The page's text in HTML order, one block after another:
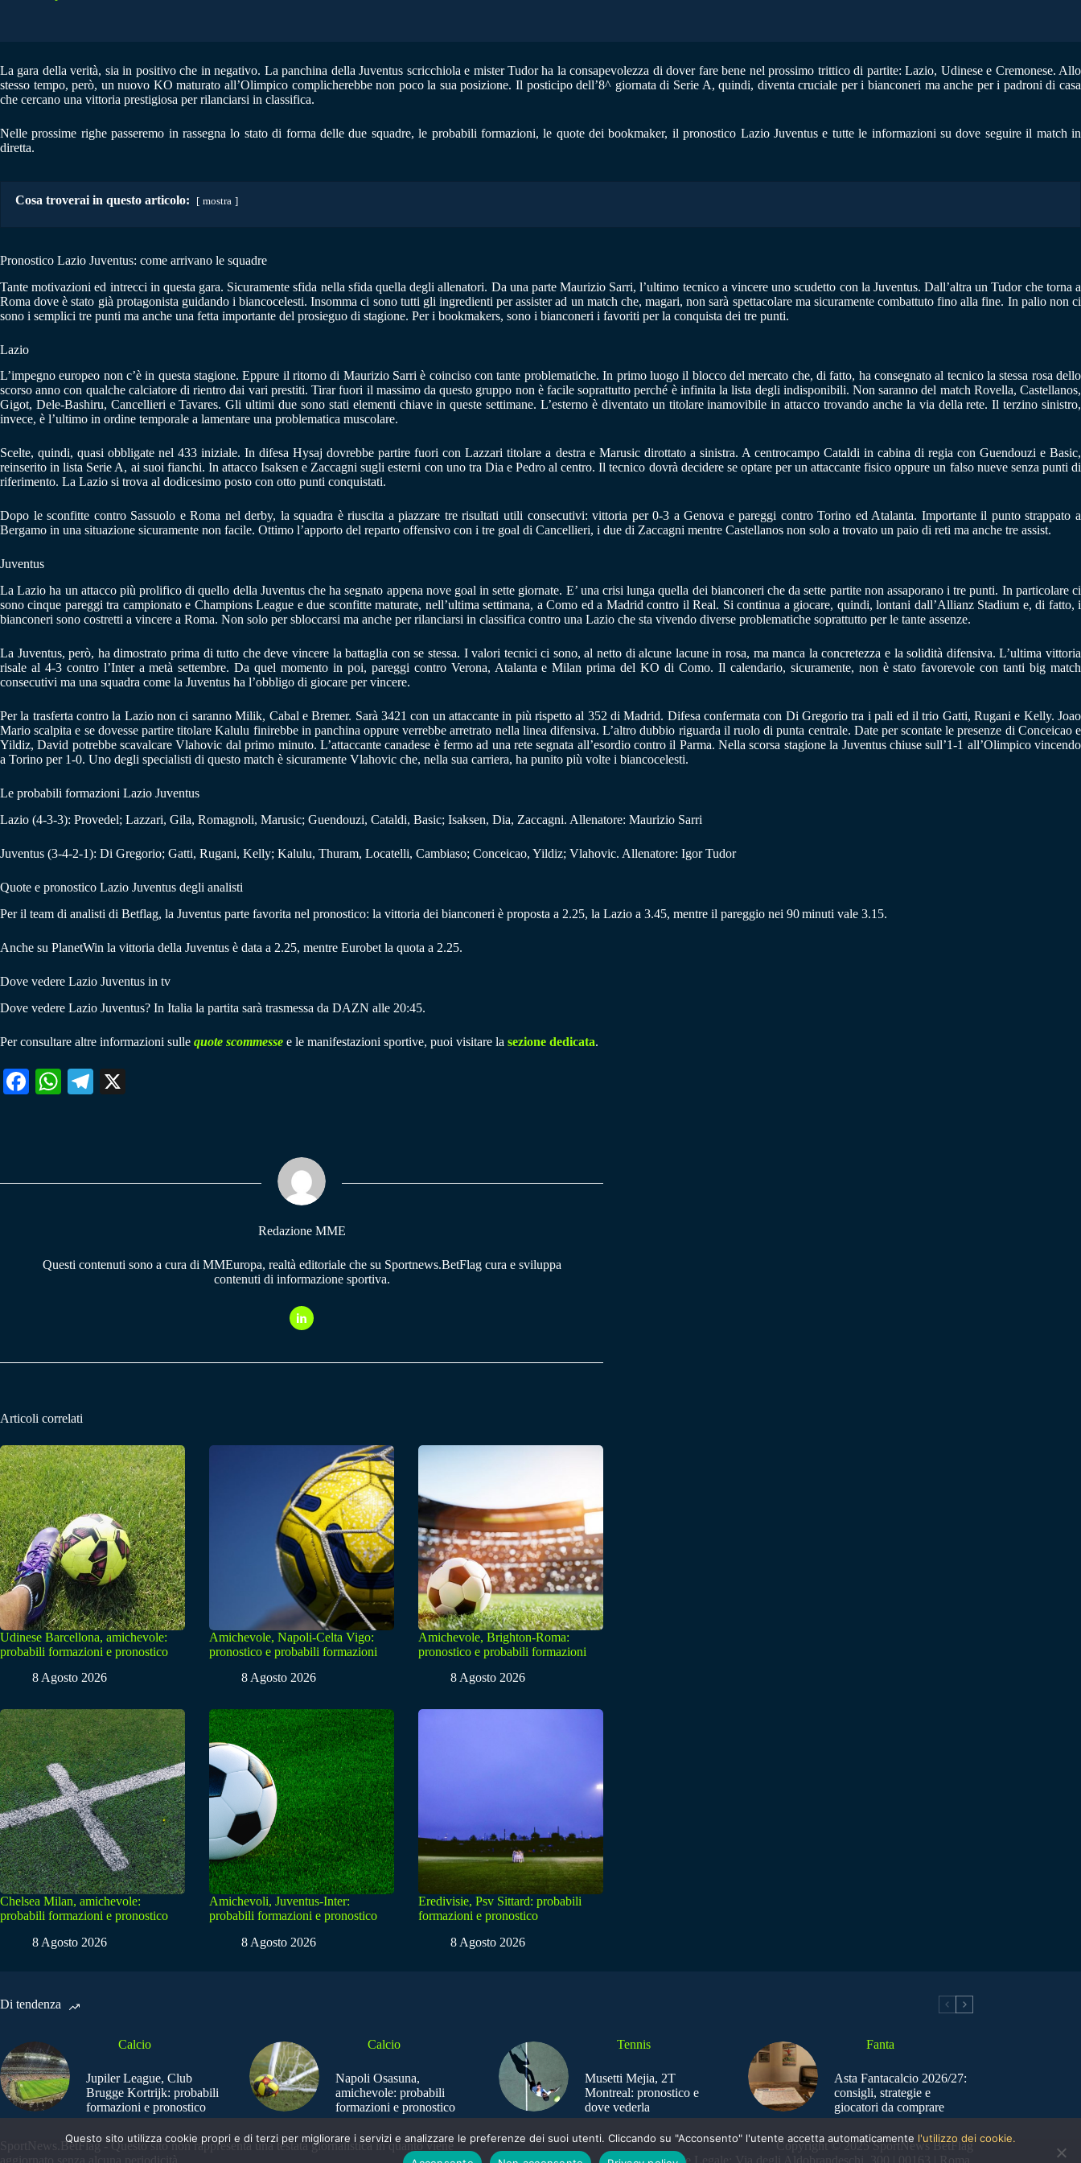
La gara della verità, sia in positivo che in negativo. La panchina della Juventus scricchiola e mister Tudor ha la consapevolezza di dover fare bene nel prossimo trittico di partite: Lazio, Udinese e Cremonese. Allo
stesso tempo, però, un nuovo KO maturato all’Olimpico complicherebbe non poco la sua posizione. Il posticipo dell’8^ giornata di Serie A, quindi, diventa cruciale per i bianconeri ma anche per i padroni di casa
che cercano una vittoria prestigiosa per rilanciarsi in classifica.
Nelle prossime righe passeremo in rassegna lo stato di forma delle due squadre, le probabili formazioni, le quote dei bookmaker, il pronostico Lazio Juventus e tutte le informazioni su dove seguire il match in
diretta.
Cosa troverai in questo articolo: mostra
Pronostico Lazio Juventus: come arrivano le squadre
Tante motivazioni ed intrecci in questa gara. Sicuramente sfida nella sfida quella degli allenatori. Da una parte Maurizio Sarri, l’ultimo tecnico a vincere uno scudetto con la Juventus. Dall’altra un Tudor che torna a
Roma dove è stato già protagonista guidando i biancocelesti. Insomma ci sono tutti gli ingredienti per assister ad un match che, magari, non sarà spettacolare ma sicuramente combattuto fino alla fine. In palio non ci
sono i semplici tre punti ma anche una fetta importante del prosieguo di stagione. Per i bookmakers, sono i bianconeri i favoriti per la conquista dei tre punti.
Lazio
L’impegno europeo non c’è in questa stagione. Eppure il ritorno di Maurizio Sarri è coinciso con tante problematiche. In primo luogo il blocco del mercato che, di fatto, ha consegnato al tecnico la stessa rosa dello
scorso anno con qualche calciatore di rientro dai vari prestiti. Tirar fuori il massimo da questo gruppo non è facile soprattutto perché è infinita la lista degli indisponibili. Non saranno del match Rovella, Castellanos,
Gigot, Dele-Bashiru, Cancellieri e Tavares. Gli ultimi due sono stati elementi chiave in queste settimane. L’esterno è diventato un titolare inamovibile in attacco trovando anche la via della rete. Il terzino sinistro,
invece, è l’ultimo in ordine temporale a lamentare una problematica muscolare.
Scelte, quindi, quasi obbligate nel 433 iniziale. In difesa Hysaj dovrebbe partire fuori con Lazzari titolare a destra e Marusic dirottato a sinistra. A centrocampo Cataldi in cabina di regia con Guendouzi e Basic,
reinserito in lista Serie A, ai suoi fianchi. In attacco Isaksen e Zaccagni sugli esterni con uno tra Dia e Pedro al centro. Il tecnico dovrà decidere se optare per un attaccante fisico oppure un falso nueve senza punti di
riferimento. La Lazio si trova al dodicesimo posto con otto punti conquistati.
Dopo le sconfitte contro Sassuolo e Roma nel derby, la squadra è riuscita a piazzare tre risultati utili consecutivi: vittoria per 0-3 a Genova e pareggi contro Torino ed Atalanta. Importante il punto strappato a
Bergamo in una situazione sicuramente non facile. Ottimo l’apporto del reparto offensivo con i tre goal di Cancellieri, i due di Zaccagni mentre Castellanos non solo a trovato un paio di reti ma anche tre assist.
Juventus
La Lazio ha un attacco più prolifico di quello della Juventus che ha segnato appena nove goal in sette giornate. E’ una crisi lunga quella dei bianconeri che da sette partite non assaporano i tre punti. In particolare ci
sono cinque pareggi tra campionato e Champions League e due sconfitte maturate, nell’ultima settimana, a Como ed a Madrid contro il Real. Si continua a giocare, quindi, lontani dall’Allianz Stadium e, di fatto, i
bianconeri sono costretti a vincere a Roma. Non solo per sbloccarsi ma anche per rilanciarsi in classifica contro una Lazio che sta vivendo diverse problematiche soprattutto per le tante assenze.
La Juventus, però, ha dimostrato prima di tutto che deve vincere la battaglia con se stessa. I valori tecnici ci sono, al netto di alcune lacune in rosa, ma manca la concretezza e la solidità difensiva. L’ultima vittoria
risale al 4-3 contro l’Inter a metà settembre. Da quel momento in poi, pareggi contro Verona, Atalanta e Milan prima del KO di Como. Il calendario, sicuramente, non è stato favorevole con tanti big match
consecutivi ma una squadra come la Juventus ha l’obbligo di giocare per vincere.
Per la trasferta contro la Lazio non ci saranno Milik, Cabal e Bremer. Sarà 3421 con un attaccante in più rispetto al 352 di Madrid. Difesa confermata con Di Gregorio tra i pali ed il trio Gatti, Rugani e Kelly. Joao
Mario scalpita e se dovesse partire titolare Kalulu finirebbe in panchina oppure verrebbe arretrato nella linea difensiva. L’altro dubbio riguarda il ruolo di punta centrale. Date per scontate le presenze di Conceicao e
Yildiz, David potrebbe scavalcare Vlahovic dal primo minuto. L’attaccante canadese è fermo ad una rete segnata all’esordio contro il Parma. Nella scorsa stagione la Juventus chiuse sull’1-1 all’Olimpico vincendo
a Torino per 1-0. Uno degli specialisti di questo match è sicuramente Vlahovic che, nella sua carriera, ha punito più volte i biancocelesti.
Le probabili formazioni Lazio Juventus
Lazio (4-3-3): Provedel; Lazzari, Gila, Romagnoli, Marusic; Guendouzi, Cataldi, Basic; Isaksen, Dia, Zaccagni. Allenatore: Maurizio Sarri
Juventus (3-4-2-1): Di Gregorio; Gatti, Rugani, Kelly; Kalulu, Thuram, Locatelli, Cambiaso; Conceicao, Yildiz; Vlahovic. Allenatore: Igor Tudor
Quote e pronostico Lazio Juventus degli analisti
Per il team di analisti di Betflag, la Juventus parte favorita nel pronostico: la vittoria dei bianconeri è proposta a 2.25, la Lazio a 3.45, mentre il pareggio nei 90 minuti vale 3.15.
Anche su PlanetWin la vittoria della Juventus è data a 2.25, mentre Eurobet la quota a 2.25.
Dove vedere Lazio Juventus in tv
Dove vedere Lazio Juventus? In Italia la partita sarà trasmessa da DAZN alle 20:45.
Per consultare altre informazioni sulle quote scommesse e le manifestazioni sportive, puoi visitare la sezione dedicata.
Fa W
pp
Te
m
Redazione MME
Questi contenuti sono a cura di MMEuropa, realtà editoriale che su Sportnews.BetFlag cura e sviluppa
contenuti di informazione sportiva.
Articoli correlati
Udinese Barcellona, amichevole:
probabili formazioni e pronostico
8 Agosto 2026
Amichevole, Napoli-Celta Vigo:
pronostico e probabili formazioni
8 Agosto 2026
Amichevole, Brighton-Roma:
pronostico e probabili formazioni
8 Agosto 2026
Chelsea Milan, amichevole:
probabili formazioni e pronostico
8 Agosto 2026
Amichevoli, Juventus-Inter:
probabili formazioni e pronostico
8 Agosto 2026
Eredivisie, Psv Sittard: probabili
formazioni e pronostico
8 Agosto 2026
Di tendenza
Calcio
Jupiler League, Club
Brugge Kortrijk: probabili
formazioni e pronostico
Calcio
Napoli Osasuna,
amichevole: probabili
formazioni e pronostico
Tennis
Musetti Mejia, 2T
Montreal: pronostico e
dove vederla
Fanta
Asta Fantacalcio 2026/27:
consigli, strategie e
giocatori da comprare
SportNews.BetFlag - Questo sito non rappresenta una testata giornalistica in quanto viene
Copyright © 2025 SportNews BetFlag
Questo sito utilizza cookie propri e di terzi per migliorare i servizi e analizzare le preferenze dei suoi utenti. Cliccando su "Acconsento" l'utente accetta automaticamente l'utilizzo dei cookie.